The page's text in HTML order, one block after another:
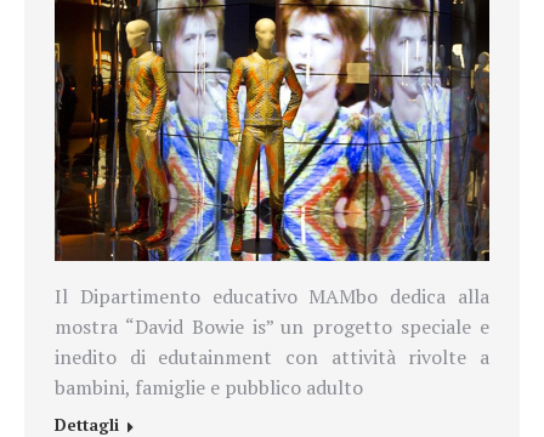
Il Dipartimento educativo MAMbo dedica alla
mostra “David Bowie is” un progetto speciale e
inedito di edutainment con attività rivolte a
bambini, famiglie e pubblico adulto
Dettagli